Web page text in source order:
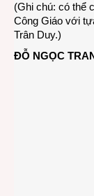
(Ghi chú: có thể
Công Giáo với
Trân Duy.)
ĐỖ NGỌC